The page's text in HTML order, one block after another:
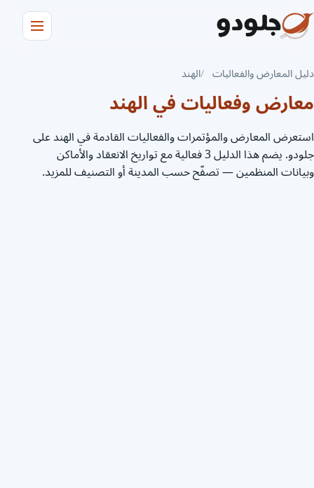
دليل المعارض والفعاليات الهند
معارض وفعاليات في الهند
استعرض المعارض والمؤتمرات والفعاليات القادمة في الهند على
جلودو. يضم هذا الدليل 3 فعالية مع تواريخ الانعقاد والأماكن
وبيانات المنظمين — تصفّح حسب المدينة أو التصنيف للمزيد.